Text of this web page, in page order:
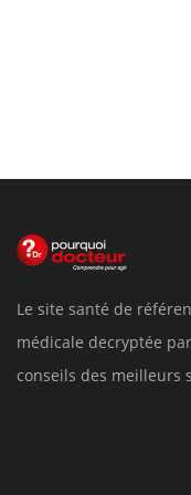
Le site santé de
médicale decryptée
conseils des meilleurs